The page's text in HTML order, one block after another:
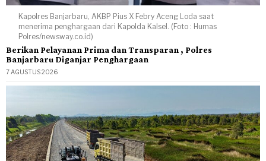
Kapolres Banjarbaru, AKBP Pius X Febry Aceng Loda saat
menerima penghargaan dari Kapolda Kalsel. (Foto : Humas
Polres/newsway.co.id)
Berikan Pelayanan Prima dan Transparan , Polres
Banjarbaru Diganjar Penghargaan
7 AGUSTUS 2026